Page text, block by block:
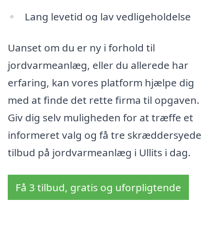
Lang levetid og lav vedligeholdelse
Uanset om du er ny i forhold til
jordvarmeanlæg, eller du allerede har
erfaring, kan vores platform hjælpe dig
med at finde det rette firma til opgaven.
Giv dig selv muligheden for at træffe et
informeret valg og få tre skræddersyede
tilbud på jordvarmeanlæg i Ullits i dag.
Få 3 tilbud, gratis og uforpligtende